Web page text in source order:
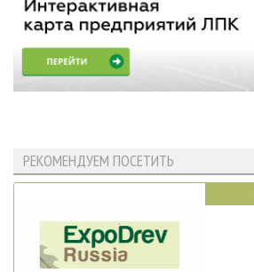
РЕКОМЕНДУЕМ ПОСЕТИТЬ